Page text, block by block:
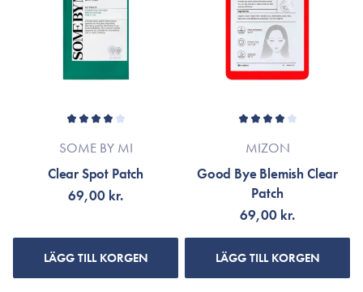
SOME BY MI
Clear Spot Patch
69,00 kr.
LÄGG TILL KORGEN
MIZON
Good Bye Blemish Clear
Patch
69,00 kr.
LÄGG TILL KORGEN